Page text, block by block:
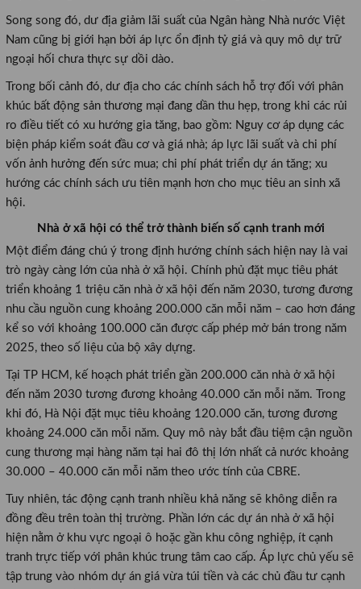
Song song đó, dư địa giảm lãi suất của Ngân hàng Nhà nước Việt
Nam cũng bị giới hạn bởi áp lực ổn định tỷ giá và quy mô dự trữ
ngoại hối chưa thực sự dồi dào.
Trong bối cảnh đó, dư địa cho các chính sách hỗ trợ đối với phân
khúc bất động sản thương mại đang dần thu hẹp, trong khi các rủi
ro điều tiết có xu hướng gia tăng, bao gồm: Nguy cơ áp dụng các
biện pháp kiểm soát đầu cơ và giá nhà; áp lực lãi suất và chi phí
vốn ảnh hưởng đến sức mua; chi phí phát triển dự án tăng; xu
hướng các chính sách ưu tiên mạnh hơn cho mục tiêu an sinh xã
hội.
Nhà ở xã hội có thể trở thành biến số cạnh tranh mới
Một điểm đáng chú ý trong định hướng chính sách hiện nay là vai
trò ngày càng lớn của nhà ở xã hội. Chính phủ đặt mục tiêu phát
triển khoảng 1 triệu căn nhà ở xã hội đến năm 2030, tương đương
nhu cầu nguồn cung khoảng 200.000 căn mỗi năm – cao hơn đáng
kể so với khoảng 100.000 căn được cấp phép mở bán trong năm
2025, theo số liệu của bộ xây dựng.
Tại TP HCM, kế hoạch phát triển gần 200.000 căn nhà ở xã hội
đến năm 2030 tương đương khoảng 40.000 căn mỗi năm. Trong
khi đó, Hà Nội đặt mục tiêu khoảng 120.000 căn, tương đương
khoảng 24.000 căn mỗi năm. Quy mô này bắt đầu tiệm cận nguồn
cung thương mại hàng năm tại hai đô thị lớn nhất cả nước khoảng
30.000 – 40.000 căn mỗi năm theo ước tính của CBRE.
Tuy nhiên, tác động cạnh tranh nhiều khả năng sẽ không diễn ra
đồng đều trên toàn thị trường. Phần lớn các dự án nhà ở xã hội
hiện nằm ở khu vực ngoại ô hoặc gần khu công nghiệp, ít cạnh
tranh trực tiếp với phân khúc trung tâm cao cấp. Áp lực chủ yếu sẽ
tập trung vào nhóm dự án giá vừa túi tiền và các chủ đầu tư cạnh